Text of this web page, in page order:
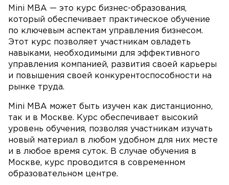
Mini MBA — это курс бизнес-образования,
который обеспечивает практическое обучение
по ключевым аспектам управления бизнесом.
Этот курс позволяет участникам овладеть
навыками, необходимыми для эффективного
управления компанией, развития своей карьеры
и повышения своей конкурентоспособности на
рынке труда.
Mini MBA может быть изучен как дистанционно,
так и в Москве. Курс обеспечивает высокий
уровень обучения, позволяя участникам изучать
новый материал в любом удобном для них месте
и в любое время суток. В случае обучения в
Москве, курс проводится в современном
образовательном центре.